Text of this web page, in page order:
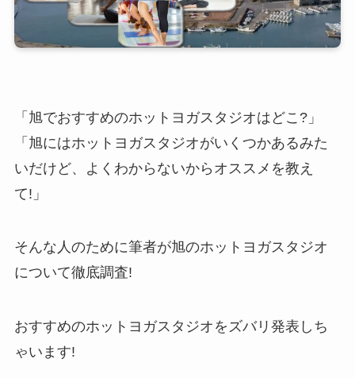
「旭でおすすめのホットヨガスタジオはどこ?」
「旭にはホットヨガスタジオがいくつかあるみた
いだけど、よくわからないからオススメを教え
て!」
そんな人のために筆者が旭のホットヨガスタジオ
について徹底調査!
おすすめのホットヨガスタジオをズバリ発表しち
ゃいます!